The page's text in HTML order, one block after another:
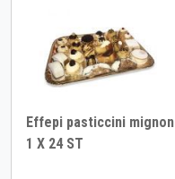
Effepi pasticcini mignon
1 X 24 ST